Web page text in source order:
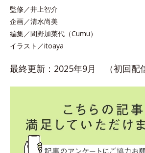
監修／井上智介
企画／清水尚美
編集／間野加菜代（Cumu）
イラスト／itoaya
最終更新：2025年9月 （初回配